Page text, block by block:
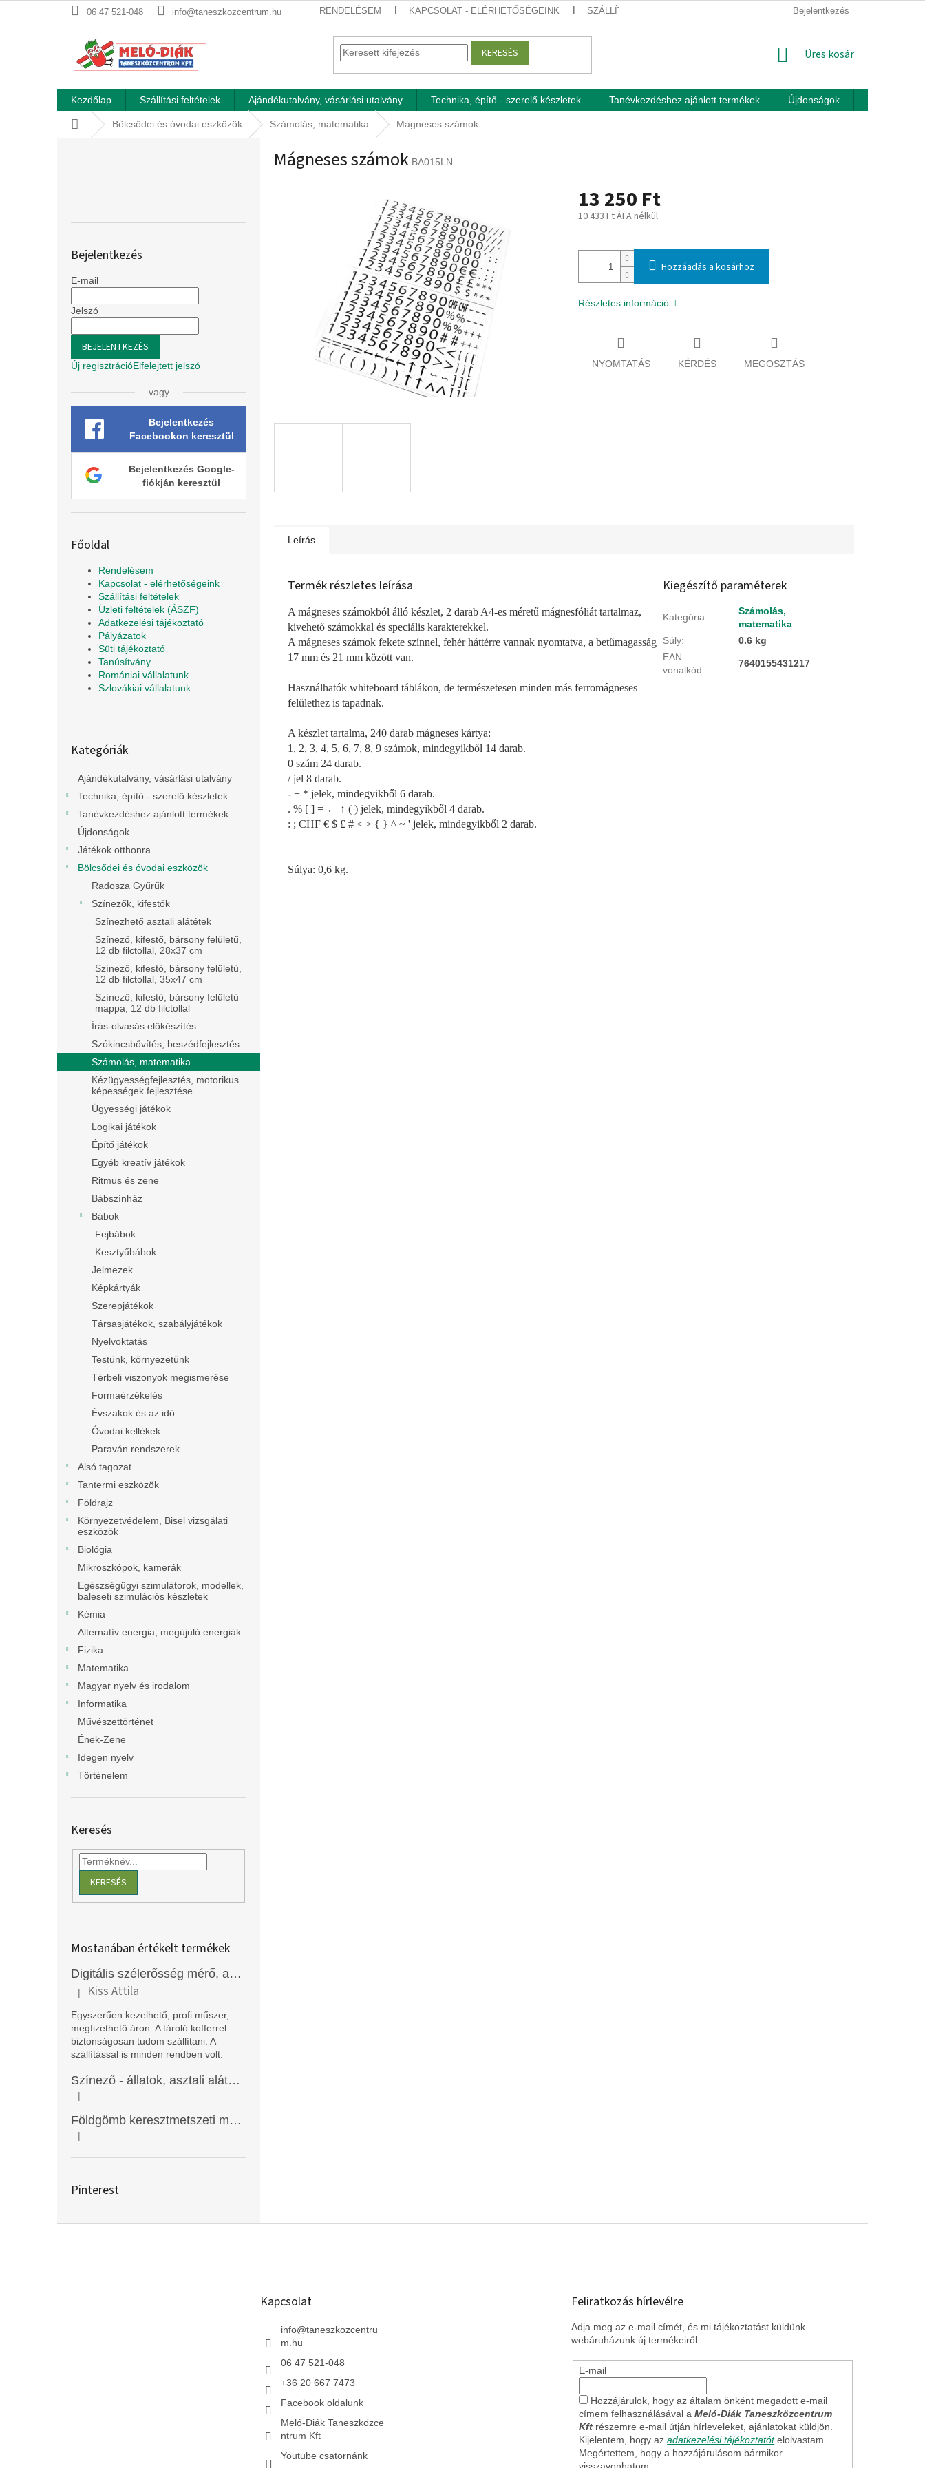
a
06 47 521-048 info@taneszkozcentrum.hu RENDELÉSEM KAPCSOLAT - ELÉRHETŐSÉGEINK SZÁLLÍTÁSI FELTÉTELEK ÜZLETI FELTÉTELEK (ÁSZF)
Bejelentkezés
KERESÉS KOSÁR
Üres kosár
Kezdőlap Szállítási feltételek Ajándékutalvány, vásárlási utalvány Technika, építő - szerelő készletek Tanévkezdéshez ajánlott termékek Újdonságok
KezdőlapBölcsődei és óvodai eszközök Számolás, matematika Mágneses számok
Bejelentkezés
E-mail
Jelszó
BEJELENTKEZÉS
Új regisztrációElfelejtett jelszó
vagy
Bejelentkezés
Facebookon keresztül
Bejelentkezés Google-
fiókján keresztül
Főoldal
Rendelésem
Kapcsolat - elérhetőségeink
Szállítási feltételek
Üzleti feltételek (ÁSZF)
Adatkezelési tájékoztató
Pályázatok
Süti tájékoztató
Tanúsítvány
Romániai vállalatunk
Szlovákiai vállalatunk
átugrása
Kategóriák
Ajándékutalvány, vásárlási utalvány
Technika, építő - szerelő készletek
Tanévkezdéshez ajánlott termékek
Újdonságok
Játékok otthonra
Bölcsődei és óvodai eszközök
Radosza Gyűrűk
Színezők, kifestők
Színezhető asztali alátétek
Színező, kifestő, bársony felületű,
12 db filctollal, 28x37 cm
Színező, kifestő, bársony felületű,
12 db filctollal, 35x47 cm
Színező, kifestő, bársony felületű
mappa, 12 db filctollal
Írás-olvasás előkészítés
Szókincsbővítés, beszédfejlesztés
Számolás, matematika
Kézügyességfejlesztés, motorikus
képességek fejlesztése
Ügyességi játékok
Logikai játékok
Építő játékok
Egyéb kreatív játékok
Ritmus és zene
Bábszínház
Bábok
Fejbábok
Kesztyűbábok
Jelmezek
Képkártyák
Szerepjátékok
Társasjátékok, szabályjátékok
Nyelvoktatás
Testünk, környezetünk
Térbeli viszonyok megismerése
Formaérzékelés
Évszakok és az idő
Óvodai kellékek
Paraván rendszerek
Alsó tagozat
Tantermi eszközök
Földrajz
Környezetvédelem, Bisel vizsgálati
eszközök
Biológia
Mikroszkópok, kamerák
Egészségügyi szimulátorok, modellek,
baleseti szimulációs készletek
Kémia
Alternatív energia, megújuló energiák
Fizika
Matematika
Magyar nyelv és irodalom
Informatika
Művészettörténet
Ének-Zene
Idegen nyelv
Történelem
Keresés
KERESÉS
Mostanában értékelt termékek
Digitális szélerősség mérő, anemométer, EM2250
A termék értékelése 5-ből 5 csillag.
| Kiss Attila
Egyszerűen kezelhető, profi műszer,
megfizethető áron. A tároló kofferrel
biztonságosan tudom szállítani. A
szállítással is minden rendben volt.
Színező - állatok, asztali alátét, Funny Mat
A termék értékelése 5-ből 5 csillag.
|
Földgömb keresztmetszeti modell
A termék értékelése 5-ből 5 csillag.
|
Pinterest
Mágneses számok BA015LN
13 250 Ft
10 433 Ft ÁFA nélkül
Hozzáadás a kosárhoz
Részletes információ
NYOMTATÁS KÉRDÉS MEGOSZTÁS
Leírás
Termék részletes leírása
A mágneses számokból álló készlet, 2 darab A4-es méretű mágnesfóliát tartalmaz,
kivehető számokkal és speciális karakterekkel.
A mágneses számok fekete színnel, fehér háttérre vannak nyomtatva, a betűmagasság
17 mm és 21 mm között van.
Használhatók whiteboard táblákon, de természetesen minden más ferromágneses
felülethez is tapadnak.
A készlet tartalma, 240 darab mágneses kártya:
1, 2, 3, 4, 5, 6, 7, 8, 9 számok, mindegyikből 14 darab.
0 szám 24 darab.
/ jel 8 darab.
- + * jelek, mindegyikből 6 darab.
. % [ ] = ← ↑ ( ) jelek, mindegyikből 4 darab.
: ; CHF € $ £ # < > { } ^ ~ ' jelek, mindegyikből 2 darab.
Súlya: 0,6 kg.
Kiegészítő paraméterek
Kategória:
Számolás,
matematika
Súly:
0.6 kg
EAN
vonalkód:
7640155431217
Kapcsolat
info@taneszkozcentru
m.hu
06 47 521-048
+36 20 667 7473
Facebook oldalunk
Meló-Diák Taneszközce
ntrum Kft
Youtube csatornánk
Feliratkozás hírlevélre
Adja meg az e-mail címét, és mi tájékoztatást küldünk
webáruházunk új termékeiről.
E-mail
Hozzájárulok, hogy az általam önként megadott e-mail
címem felhasználásával aMeló-Diák Taneszközcentrum
Kft részemre e-mail útján hírleveleket, ajánlatokat küldjön.
Kijelentem, hogy azadatkezelési tájékoztatót elolvastam.
Megértettem, hogy a hozzájárulásom bármikor